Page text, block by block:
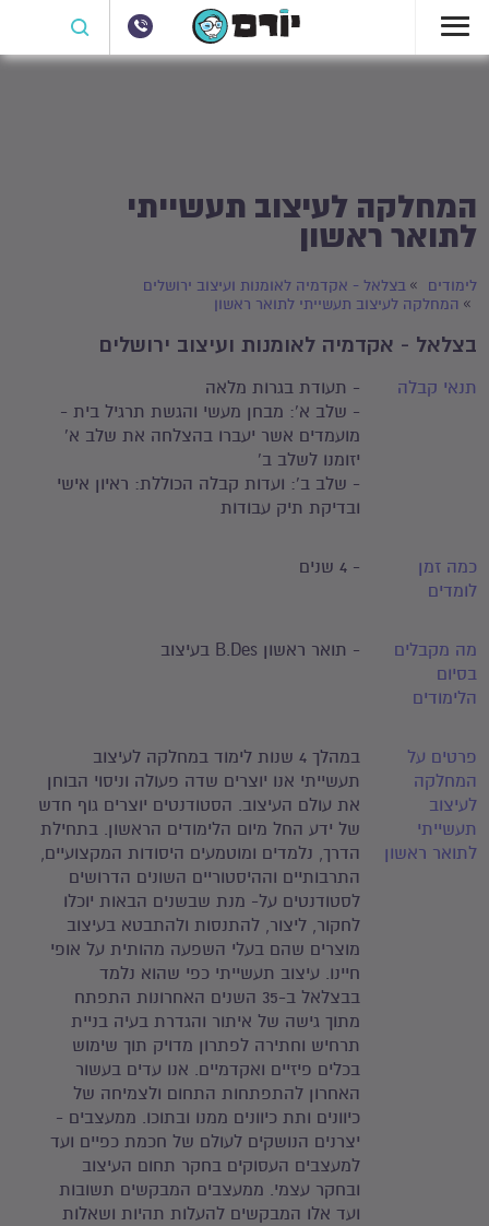
המחלקה לעיצוב תעשייתי
לתואר ראשון
לימודים
בצלאל - אקדמיה לאומנות ועיצוב ירושלים
המחלקה לעיצוב תעשייתי לתואר ראשון
בצלאל - אקדמיה לאומנות ועיצוב ירושלים
תנאי קבלה
- תעודת בגרות מלאה
- שלב א': מבחן מעשי והגשת תרגיל בית -
מועמדים אשר יעברו בהצלחה את שלב א'
יזומנו לשלב ב'
- שלב ב': ועדות קבלה הכוללת: ראיון אישי
ובדיקת תיק עבודות
כמה זמן
לומדים
- 4 שנים
מה מקבלים
בסיום
הלימודים
- תואר ראשון B.Des בעיצוב
פרטים על
המחלקה
לעיצוב
תעשייתי
לתואר ראשון
במהלך 4 שנות לימוד במחלקה לעיצוב
תעשייתי אנו יוצרים שדה פעולה וניסוי הבוחן
את עולם העיצוב. הסטודנטים יוצרים גוף חדש
של ידע החל מיום הלימודים הראשון. בתחילת
הדרך, נלמדים ומוטמעים היסודות המקצועיים,
התרבותיים וההיסטוריים השונים הדרושים
לסטודנטים על- מנת שבשנים הבאות יוכלו
לחקור, ליצור, להתנסות ולהתבטא בעיצוב
מוצרים שהם בעלי השפעה מהותית על אופי
חיינו. עיצוב תעשייתי כפי שהוא נלמד
בבצלאל ב-35 השנים האחרונות התפתח
מתוך גישה של איתור והגדרת בעיה בניית
תרחיש וחתירה לפתרון מדויק תוך שימוש
בכלים פיזיים ואקדמיים. אנו עדים בעשור
האחרון להתפתחות התחום ולצמיחה של
כיוונים ותת כיוונים ממנו ובתוכו. ממעצבים -
יצרנים הנושקים לעולם של חכמת כפיים ועד
למעצבים העסוקים בחקר תחום העיצוב
ובחקר עצמי. ממעצבים המבקשים תשובות
ועד אלו המבקשים להעלות תהיות ושאלות